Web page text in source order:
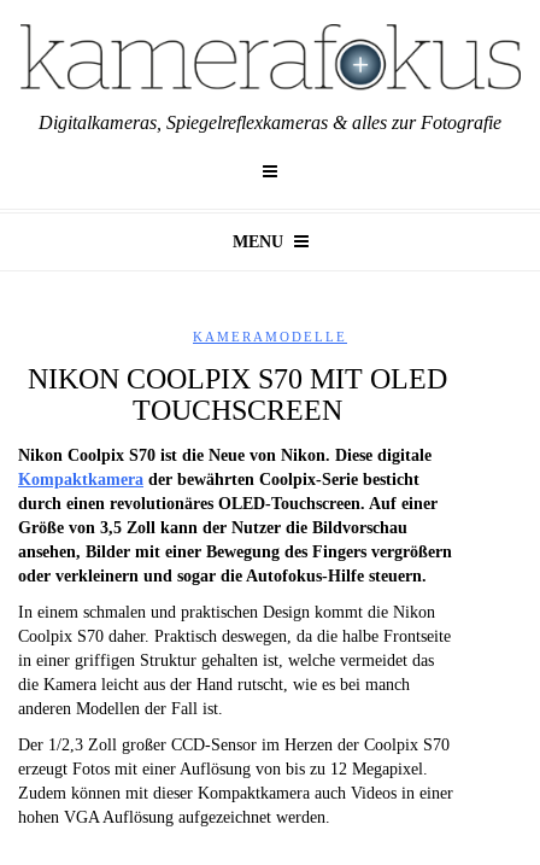
Digitalkameras, Spiegelreflexkameras & alles zur Fotografie
MENU
KAMERAMODELLE
NIKON COOLPIX S70 MIT OLED
TOUCHSCREEN
Nikon Coolpix S70 ist die Neue von Nikon. Diese digitale
Kompaktkamera der bewährten Coolpix-Serie besticht
durch einen revolutionäres OLED-Touchscreen. Auf einer
Größe von 3,5 Zoll kann der Nutzer die Bildvorschau
ansehen, Bilder mit einer Bewegung des Fingers vergrößern
oder verkleinern und sogar die Autofokus-Hilfe steuern.
In einem schmalen und praktischen Design kommt die Nikon
Coolpix S70 daher. Praktisch deswegen, da die halbe Frontseite
in einer griffigen Struktur gehalten ist, welche vermeidet das
die Kamera leicht aus der Hand rutscht, wie es bei manch
anderen Modellen der Fall ist.
Der 1/2,3 Zoll großer CCD-Sensor im Herzen der Coolpix S70
erzeugt Fotos mit einer Auflösung von bis zu 12 Megapixel.
Zudem können mit dieser Kompaktkamera auch Videos in einer
hohen VGA Auflösung aufgezeichnet werden.